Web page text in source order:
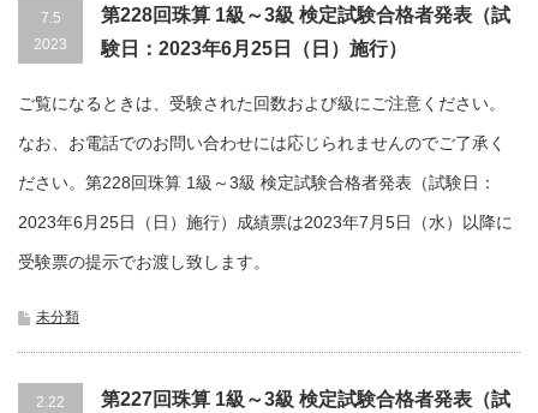
7.5
2023
第228回珠算 1級～3級 検定試験合格者発表（試
験日：2023年6月25日（日）施行）
ご覧になるときは、受験された回数および級にご注意ください。
なお、お電話でのお問い合わせには応じられませんのでご了承く
ださい。第228回珠算 1級～3級 検定試験合格者発表（試験日：
2023年6月25日（日）施行）成績票は2023年7月5日（水）以降に
受験票の提示でお渡し致します。
未分類
2.22
第227回珠算 1級～3級 検定試験合格者発表（試